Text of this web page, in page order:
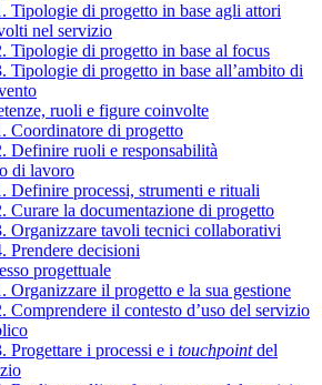
Tipologie di progetto in base agli attori
nel servizio
Tipologie di progetto in base al focus
Tipologie di progetto in base all’ambito di
ruoli e figure coinvolte
Coordinatore di progetto
Definire ruoli e responsabilità
di lavoro
Definire processi, strumenti e rituali
Curare la documentazione di progetto
Organizzare tavoli tecnici collaborativi
Prendere decisioni
progettuale
Organizzare il progetto e la sua gestione
Comprendere il contesto d’uso del servizio
Progettare i processi e i touchpointdel